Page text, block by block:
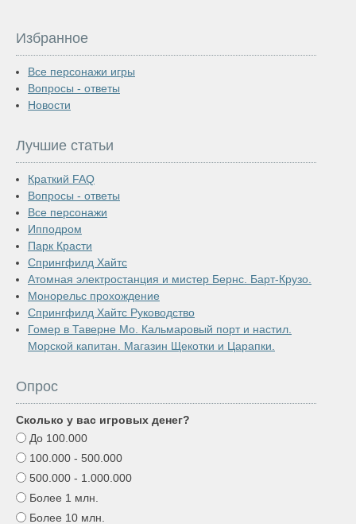
Избранное
Все персонажи игры
Вопросы - ответы
Новости
Лучшие статьи
Краткий FAQ
Вопросы - ответы
Все персонажи
Ипподром
Парк Красти
Спрингфилд Хайтс
Атомная электростанция и мистер Бернс. Барт-Крузо.
Монорельс прохождение
Спрингфилд Хайтс Руководство
Гомер в Таверне Мо. Кальмаровый порт и настил.
Морской капитан. Магазин Щекотки и Царапки.
Опрос
Сколько у вас игровых денег?
До 100.000
100.000 - 500.000
500.000 - 1.000.000
Более 1 млн.
Более 10 млн.